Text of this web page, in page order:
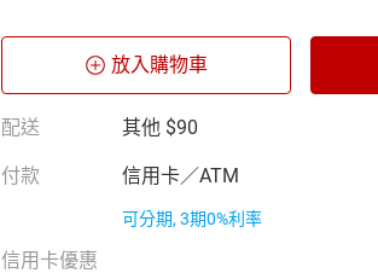
放入購物車
配送 其他 $90
付款 信用卡／ATM
可分期, 3期0%利率
信用卡優惠